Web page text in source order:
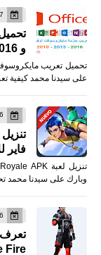
17
و 2016
على سيدنا محمد كيفية
26
فاير
وبارك على سيدنا محمد
06